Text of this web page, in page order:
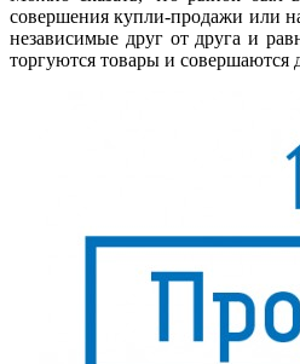
совершения купли-продажи или
независимые друг от друга и
торгуются товары и совершаются